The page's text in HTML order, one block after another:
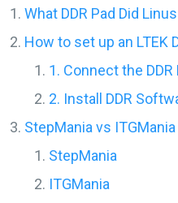
What DDR Pad Did
How to set up an LTEK
1. Connect the DDR
2. Install DDR
StepMania vs
StepMania
ITGMania